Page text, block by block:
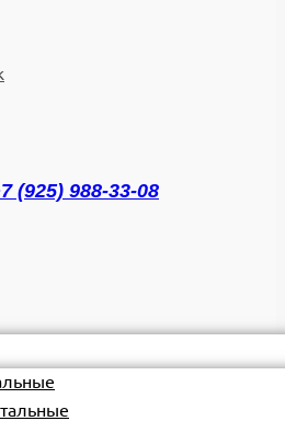
(925) 988-33-08